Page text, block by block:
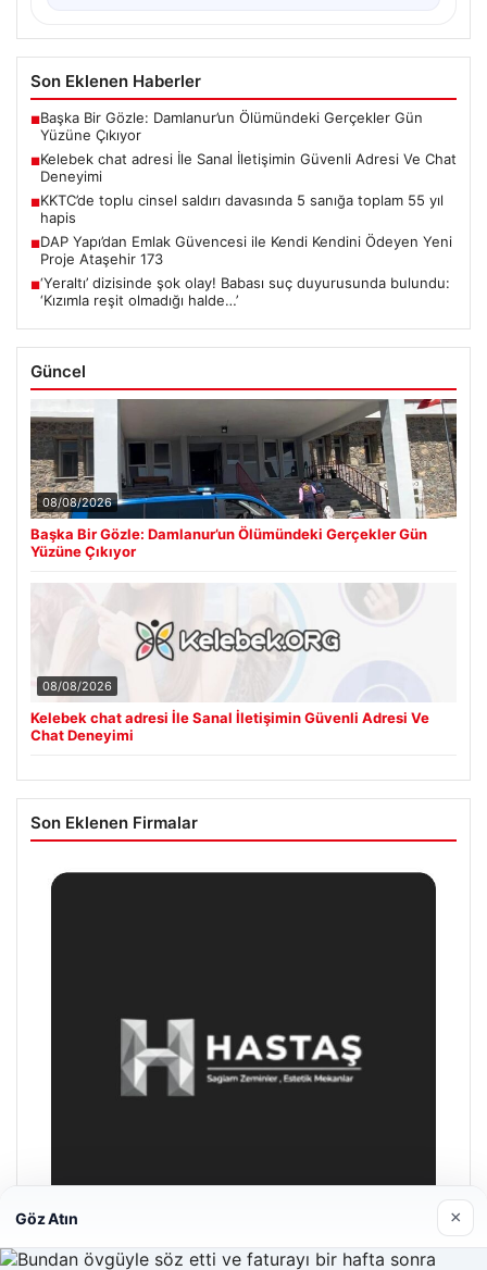
Son Eklenen Haberler
■Başka Bir Gözle: Damlanur’un Ölümündeki Gerçekler Gün
Yüzüne Çıkıyor
■Kelebek chat adresi İle Sanal İletişimin Güvenli Adresi Ve Chat
Deneyimi
■KKTC’de toplu cinsel saldırı davasında 5 sanığa toplam 55 yıl
hapis
■DAP Yapı’dan Emlak Güvencesi ile Kendi Kendini Ödeyen Yeni
Proje Ataşehir 173
■‘Yeraltı’ dizisinde şok olay! Babası suç duyurusunda bulundu:
‘Kızımla reşit olmadığı halde…’
Güncel
08/08/2026
Başka Bir Gözle: Damlanur’un Ölümündeki Gerçekler Gün
Yüzüne Çıkıyor
08/08/2026
Kelebek chat adresi İle Sanal İletişimin Güvenli Adresi Ve
Chat Deneyimi
Son Eklenen Firmalar
Göz Atın ×